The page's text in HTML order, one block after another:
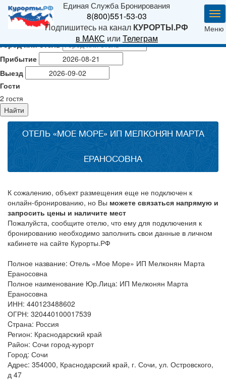
Единая Служба Бронирования
8(800)551-53-03
Подпишитесь на канал КУРОРТЫ.РФ
в МАКС или Телеграм
Меню
Город или отель
Прибытие
Выезд
Гости
2 гостя
Найти
ОТЕЛЬ «МОЕ МОРЕ» ИП МЕЛКОНЯН МАРТА
ЕРАНОСОВНА
К сожалению, объект размещения еще не подключен к
онлайн-бронированию, но Вы можете связаться напрямую и
запросить цены и наличите мест
Пожалуйста, сообщите отелю, что ему для подключения к
бронированию необходимо заполнить свои данные в личном
кабинете на сайте Курорты.РФ
Полное название: Отель «Мое Море» ИП Мелконян Марта
Ераносовна
Полное наименование Юр.Лица: ИП Мелконян Марта
Ераносовна
ИНН: 440123488602
ОГРН: 320440100017539
Cтрана: Россия
Регион: Краснодарский край
Район: Сочи город-курорт
Город: Сочи
Адрес: 354000, Краснодарский край, г. Сочи, ул. Островского,
д 47